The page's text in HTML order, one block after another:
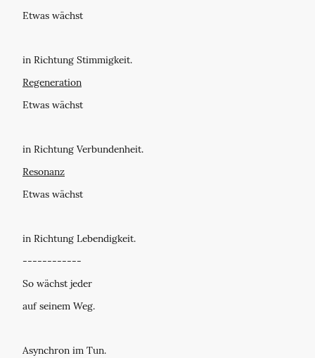
Etwas wächst
in Richtung Stimmigkeit.
Regeneration
Etwas wächst
in Richtung Verbundenheit.
Resonanz
Etwas wächst
in Richtung Lebendigkeit.
------------
So wächst jeder
auf seinem Weg.
Asynchron im Tun.